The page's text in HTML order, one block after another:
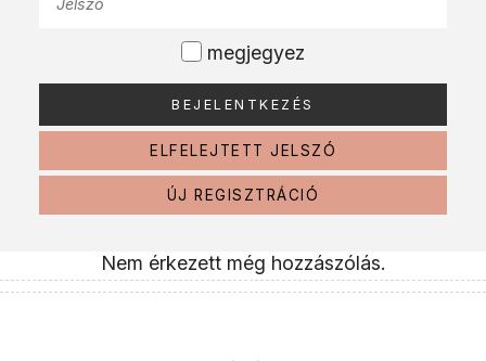
megjegyez
ELFELEJTETT JELSZÓ
ÚJ REGISZTRÁCIÓ
Nem érkezett még hozzászólás.